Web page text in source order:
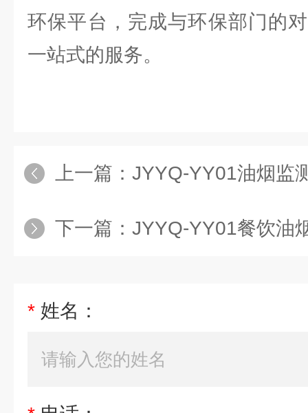
环保平台，完成与环保部门的
一站式的服务。
上一篇： JYYQ-YY01油烟监
下一篇： JYYQ-YY01餐饮油
* 姓名：